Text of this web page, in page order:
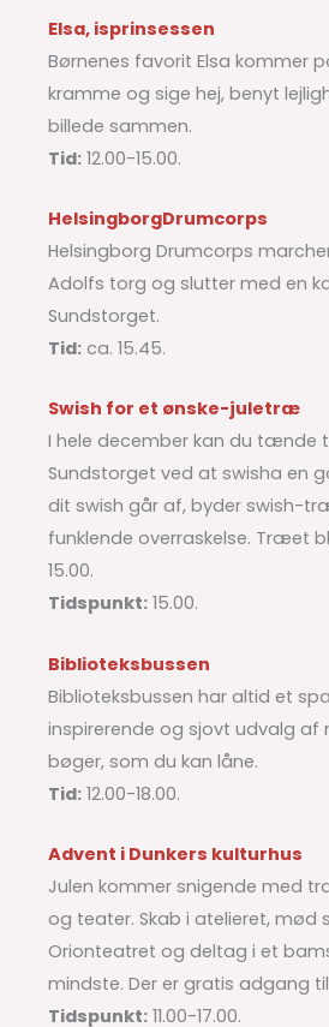
Elsa, isprinsessen
Børnenes favorit Elsa kommer
kramme og sige hej, benyt
billede sammen.
Tid: 12.00-15.00.
HelsingborgDrumcorps
Helsingborg Drumcorps
Adolfs torg og slutter med en
Sundstorget.
Tid: ca. 15.45.
Swish for et ønske-juletræ
I hele december kan du tænde
Sundstorget ved at swisha en
dit swish går af, byder swish-
funklende overraskelse. Træet
15.00.
Tidspunkt: 15.00.
Biblioteksbussen
Biblioteksbussen har altid et
inspirerende og sjovt udvalg af
bøger, som du kan låne.
Tid: 12.00-18.00.
Advent i Dunkers kulturhus
Julen kommer snigende med
og teater. Skab i atelieret, mød
Orionteatret og deltag i et
mindste. Der er gratis adgang
Tidspunkt: 11.00-17.00.